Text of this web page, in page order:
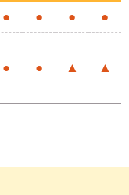
● ● ●
●
● ● ▲ ▲